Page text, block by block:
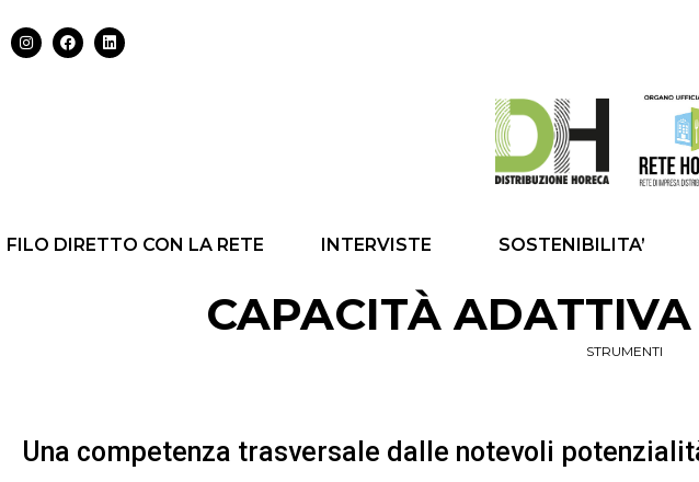
FILO DIRETTO CON LA RETE INTERVISTE SOSTENIBILITA’
CAPACITÀ
STRUMENTI
Una competenza trasversale dalle notevoli